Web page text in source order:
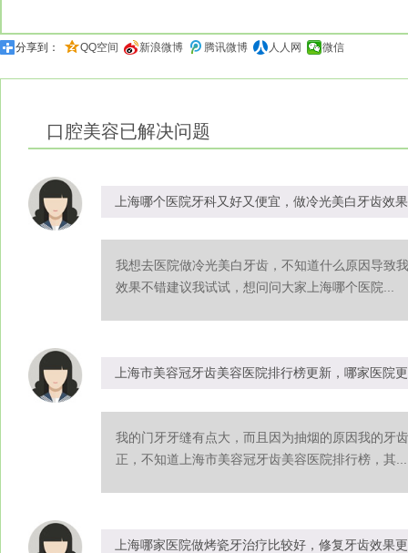
分享到： QQ空间 新浪微博 腾讯微博 人人网 微信
口腔美容已解决问题
上海哪个医院牙科又好又便宜，做冷光美白牙齿效
我想去医院做冷光美白牙齿，不知道什么原因导致
效果不错建议我试试，想问问大家上海哪个医院...
上海市美容冠牙齿美容医院排行榜更新，哪家医院
我的门牙牙缝有点大，而且因为抽烟的原因我的牙
正，不知道上海市美容冠牙齿美容医院排行榜，其...
上海哪家医院做烤瓷牙治疗比较好，修复牙齿效果